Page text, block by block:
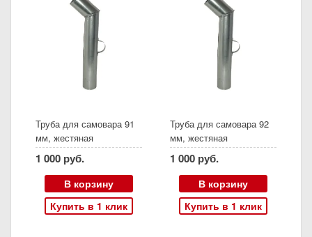
Труба для самовара 91
мм, жестяная
1 000 руб.
В корзину
Купить в 1 клик
Труба для самовара 92
мм, жестяная
1 000 руб.
В корзину
Купить в 1 клик